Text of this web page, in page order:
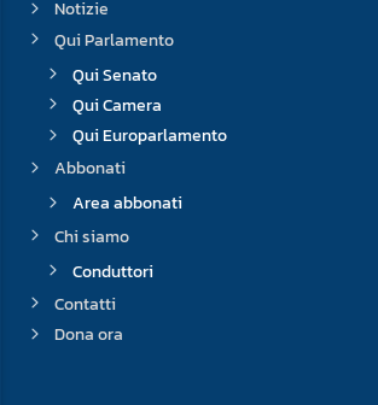
Notizie
Qui Parlamento
Qui Senato
Qui Camera
Qui Europarlamento
Abbonati
Area abbonati
Chi siamo
Conduttori
Contatti
Dona ora